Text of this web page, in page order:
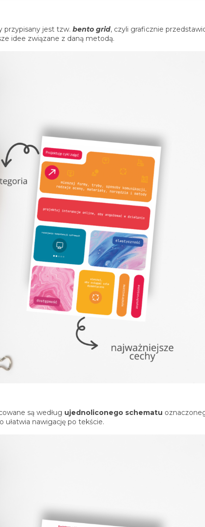
przypisany jest tzw. bento grid, czyli graficznie
idee związane z daną metodą.
są według ujednoliconego schematu
ułatwia nawigację po tekście.